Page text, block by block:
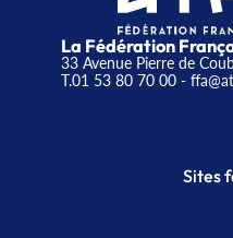
La Fédération
33 Avenue Pierre de
T.01 53 80 70 00-
Sites